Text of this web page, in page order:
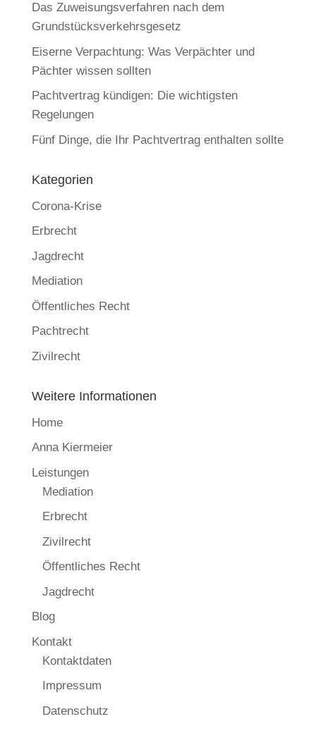
Das Zuweisungsverfahren nach dem
Grundstücksverkehrsgesetz
Eiserne Verpachtung: Was Verpächter und
Pächter wissen sollten
Pachtvertrag kündigen: Die wichtigsten
Regelungen
Fünf Dinge, die Ihr Pachtvertrag enthalten sollte
Kategorien
Corona-Krise
Erbrecht
Jagdrecht
Mediation
Öffentliches Recht
Pachtrecht
Zivilrecht
Weitere Informationen
Home
Anna Kiermeier
Leistungen
Mediation
Erbrecht
Zivilrecht
Öffentliches Recht
Jagdrecht
Blog
Kontakt
Kontaktdaten
Impressum
Datenschutz